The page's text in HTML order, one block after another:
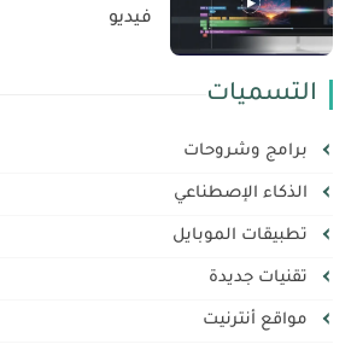
فيديو
التسميات
برامج وشروحات
الذكاء اﻹصطناعي
تطبيقات الموبايل
تقنيات جديدة
مواقع أنترنيت